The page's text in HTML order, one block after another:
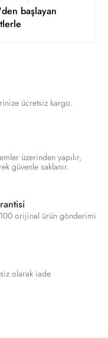
başlayan
ücretsiz kargo.
üzerinden yapılır,
güvenle saklanır.
orijinal ürün gönderimi
olarak iade